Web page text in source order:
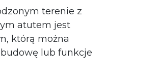
terenie z
atutem jest
którą można
lub funkcje